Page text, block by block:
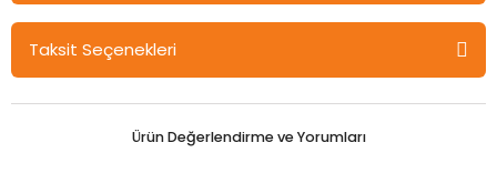
Ekin Türkiye Ekonomisinin Güncel Sorunları-1 - Hüseyin Naci
Bayraç, Emrah Doğan Ekin Yayınları
GEÇİŞ EKONOMİSİ SÜRECİNDE TÜRKİYE:PİYASA EKONOMİSİ SOSYAL
Taksit Seçenekleri
Ürün Değerlendirme ve Yorumları